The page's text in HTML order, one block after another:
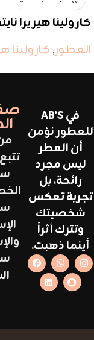
كارولينا هيريرا
العطور, كارولينا
في AB'S
للعطور نؤمن
أن العطر
ليس مجرد
رائحة، بل
تجربة تعكس
شخصيتك
وتترك أثراً
أينما ذهبت.